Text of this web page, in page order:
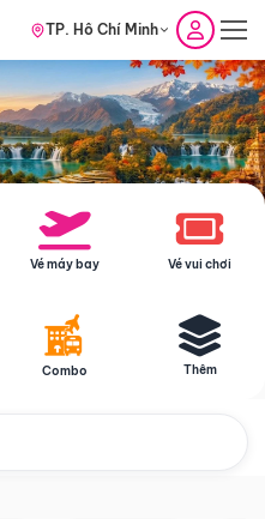
TP. Hồ Chí Minh
Vé máy bay Vé vui chơi
Combo Thêm